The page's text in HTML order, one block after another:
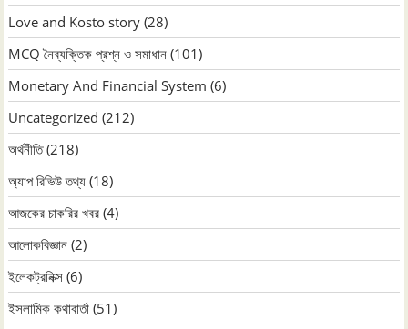
Love and Kosto story (28)
MCQ নৈব্যক্তিক প্রশ্ন ও সমাধান (101)
Monetary And Financial System (6)
Uncategorized (212)
অর্থনীতি(218)
অ্যাপ রিভিউ তথ্য (18)
আজকের চাকরির খবর (4)
আলোকবিজ্ঞান (2)
ইলেকট্রনিক্স (6)
ইসলামিক কথাবার্তা (51)